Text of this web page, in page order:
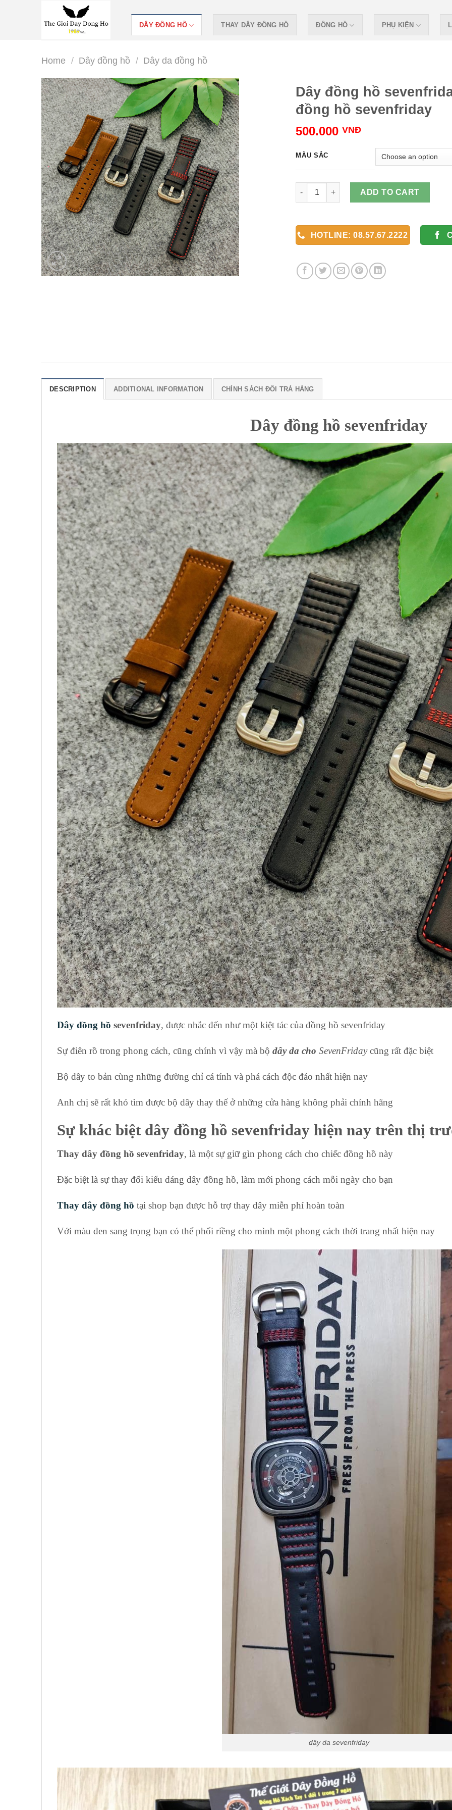
DÂY ĐỒNG HỒ THAY DÂY ĐỒNG HỒ ĐỒNG HỒ PHỤ KIỆN
Home / Dây đồng hồ / Dây da đồng hồ
Dây đồng hồ
đồng hồ sevenfriday
500.000VNĐ
MÀU SẮC
Dây đồng hồ sevenfriday, thay dây đồng hồ
ADD TO CART
HOTLINE: 08.57.67.2222
DESCRIPTION ADDITIONAL INFORMATION CHÍNH SÁCH ĐỔI TRẢ HÀNG
Dây đồng hồ sevenfriday
Dây đồng hồ sevenfriday, được nhắc đến như một kiệt tác của đồng hồ sevenfriday
Sự điên rồ trong phong cách, cũng chính vì vậy mà bộ dây da cho SevenFridaycũng rất đặc biệt
Bộ dây to bản cùng những đường chỉ cá tính và phá cách độc đáo nhất hiện nay
Anh chị sẽ rất khó tìm được bộ dây thay thế ở những cửa hàng không phải chính hãng
Sự khác biệt dây đồng hồ sevenfriday hiện nay trên thị
Thay dây đồng hồ sevenfriday, là một sự giữ gìn phong cách cho chiếc đồng hồ này
Đặc biệt là sự thay đổi kiểu dáng dây đồng hồ, làm mới phong cách mỗi ngày cho bạn
Thay dây đồng hồ tại shop bạn được hỗ trợ thay dây miễn phí hoàn toàn
Với màu đen sang trọng bạn có thể phối riềng cho mình một phong cách thời trang nhất hiện nay
dây da sevenfriday